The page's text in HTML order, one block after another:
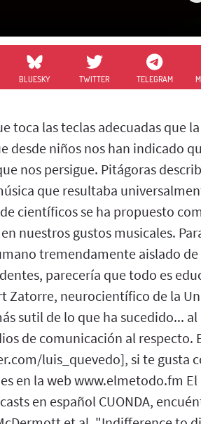
BLUESKY TWITTER TELEGRAM
toca las teclas adecuadas que
desde niños nos han indicado
nos persigue. Pitágoras
que resultaba
científicos se ha propuesto
nuestros gustos musicales.
tremendamente aislado de
parecería que todo es
Zatorre, neurocientífico de la
sutil de lo que ha sucedido...
de comunicación al respecto.
luis_quevedo], si te gusta
en la web www.elmetodo.fm
en español CUONDA,